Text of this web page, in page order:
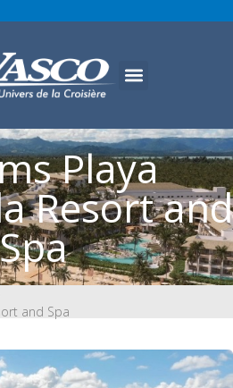
Playa
Resort and
and Spa